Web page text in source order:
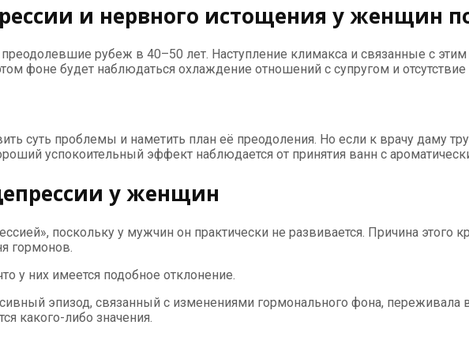
и нервного истощения у женщин
рубеж в 40–50 лет. Наступление климакса и связанные с
фоне будет наблюдаться охлаждение отношений с супругом и
суть проблемы и наметить план её преодоления. Но если к врачу даму
успокоительный эффект наблюдается от принятия ванн с
у женщин
поскольку у мужчин он практически не развивается. Причина этого
гормонов.
у них имеется подобное отклонение.
эпизод, связанный с изменениями гормонального фона,
какого-либо значения.